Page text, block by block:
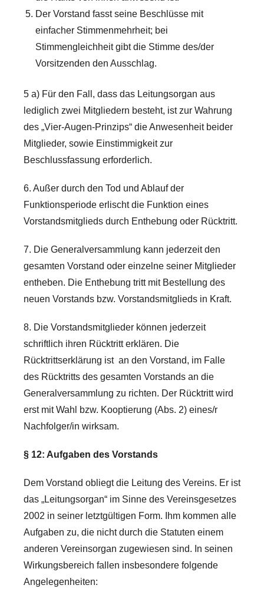
Der Vorstand fasst seine Beschlüsse mit
einfacher Stimmenmehrheit; bei
Stimmengleichheit gibt die Stimme des/der
Vorsitzenden den Ausschlag.
5 a) Für den Fall, dass das Leitungsorgan aus
lediglich zwei Mitgliedern besteht, ist zur Wahrung
des „Vier-Augen-Prinzips“ die Anwesenheit beider
Mitglieder, sowie Einstimmigkeit zur
Beschlussfassung erforderlich.
6. Außer durch den Tod und Ablauf der
Funktionsperiode erlischt die Funktion eines
Vorstandsmitglieds durch Enthebung oder Rücktritt.
7. Die Generalversammlung kann jederzeit den
gesamten Vorstand oder einzelne seiner Mitglieder
entheben. Die Enthebung tritt mit Bestellung des
neuen Vorstands bzw. Vorstandsmitglieds in Kraft.
8. Die Vorstandsmitglieder können jederzeit
schriftlich ihren Rücktritt erklären. Die
Rücktrittserklärung ist an den Vorstand, im Falle
des Rücktritts des gesamten Vorstands an die
Generalversammlung zu richten. Der Rücktritt wird
erst mit Wahl bzw. Kooptierung (Abs. 2) eines/r
Nachfolger/in wirksam.
§ 12: Aufgaben des Vorstands
Dem Vorstand obliegt die Leitung des Vereins. Er ist
das „Leitungsorgan“ im Sinne des Vereinsgesetzes
2002 in seiner letztgültigen Form. Ihm kommen alle
Aufgaben zu, die nicht durch die Statuten einem
anderen Vereinsorgan zugewiesen sind. In seinen
Wirkungsbereich fallen insbesondere folgende
Angelegenheiten: